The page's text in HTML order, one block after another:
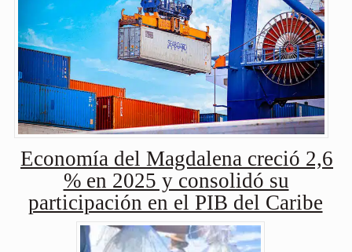
Economía del Magdalena creció 2,6
% en 2025 y consolidó su
participación en el PIB del Caribe